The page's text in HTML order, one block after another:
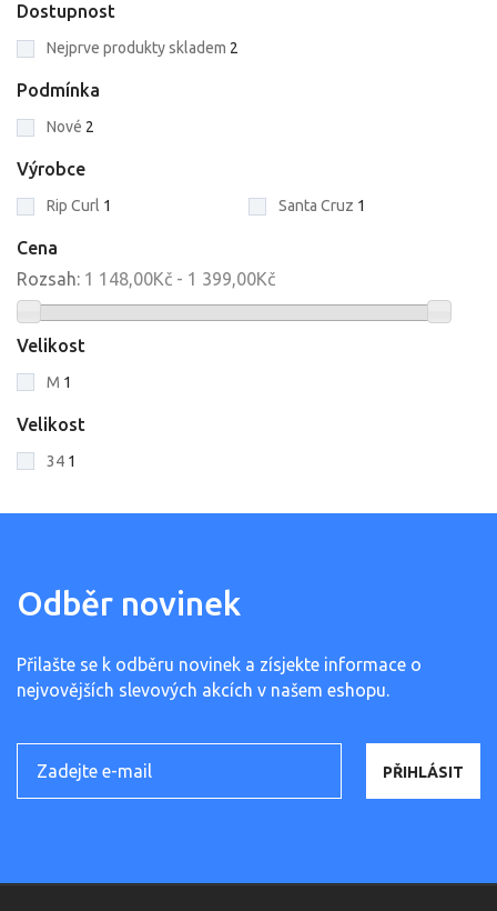
Dostupnost
Nejprve produkty skladem 2
Podmínka
Nové 2
Výrobce
Rip Curl 1 Santa Cruz 1
Cena
Rozsah: 1 148,00Kč - 1 399,00Kč
Velikost
M 1
Velikost
34 1
Odběr novinek
Přilašte se k odběru novinek a zísjekte informace o
nejvovějších slevových akcích v našem eshopu.
PŘIHLÁSIT